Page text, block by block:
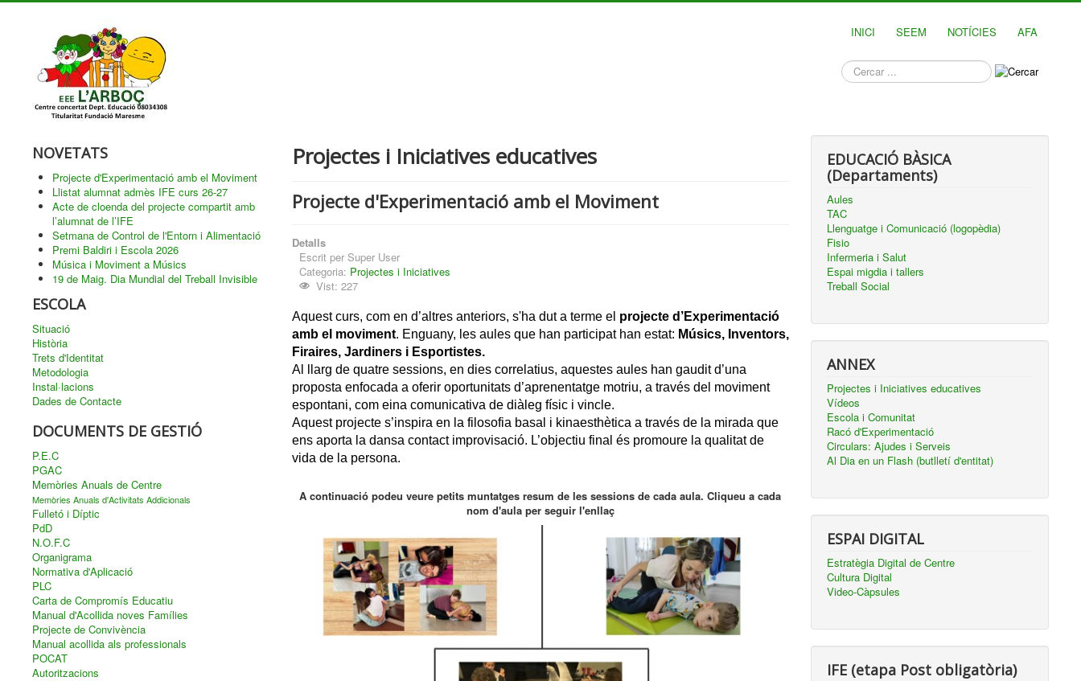
INICI SEEM NOTÍCIES AFA
què
busques?
NOVETATS
Projecte d'Experimentació amb el Moviment
Llistat alumnat admès IFE curs 26-27
Acte de cloenda del projecte compartit amb
l’alumnat de l’IFE
Setmana de Control de l'Entorn i Alimentació
Premi Baldiri i Escola 2026
Música i Moviment a Músics
19 de Maig. Dia Mundial del Treball Invisible
ESCOLA
Situació
Història
Trets d'Identitat
Metodologia
Instal·lacions
Dades de Contacte
DOCUMENTS DE GESTIÓ
P.E.C
PGAC
Memòries Anuals de Centre
Memòries Anuals d'Activitats Addicionals
Fulletó i Díptic
PdD
N.O.F.C
Organigrama
Normativa d'Aplicació
PLC
Carta de Compromís Educatiu
Manual d'Acollida noves Famílies
Projecte de Convivència
Manual acollida als professionals
POCAT
Autoritzacions
Projectes i Iniciatives educatives
Projecte d'Experimentació amb el Moviment
Detalls
Escrit per Super User
Categoria: Projectes i Iniciatives
Vist: 227
Aquest curs, com en d’altres anteriors, s'ha dut a terme el projecte d’Experimentació
amb el moviment. Enguany, les aules que han participat han estat: Músics, Inventors,
Firaires, Jardiners i Esportistes.
Al llarg de quatre sessions, en dies correlatius, aquestes aules han gaudit d’una
proposta enfocada a oferir oportunitats d’aprenentatge motriu, a través del moviment
espontani, com eina comunicativa de diàleg físic i vincle.
Aquest projecte s’inspira en la filosofia basal i kinaesthètica a través de la mirada que
ens aporta la dansa contact improvisació. L’objectiu final és promoure la qualitat de
vida de la persona.
A continuació podeu veure petits muntatges resum de les sessions de cada aula. Cliqueu a cada
nom d'aula per seguir l'enllaç
EDUCACIÓ BÀSICA
(Departaments)
Aules
TAC
Llenguatge i Comunicació (logopèdia)
Fisio
Infermeria i Salut
Espai migdia i tallers
Treball Social
ANNEX
Projectes i Iniciatives educatives
Vídeos
Escola i Comunitat
Racó d'Experimentació
Circulars: Ajudes i Serveis
Al Dia en un Flash (butlletí d'entitat)
ESPAI DIGITAL
Estratègia Digital de Centre
Cultura Digital
Video-Càpsules
IFE (etapa Post obligatòria)